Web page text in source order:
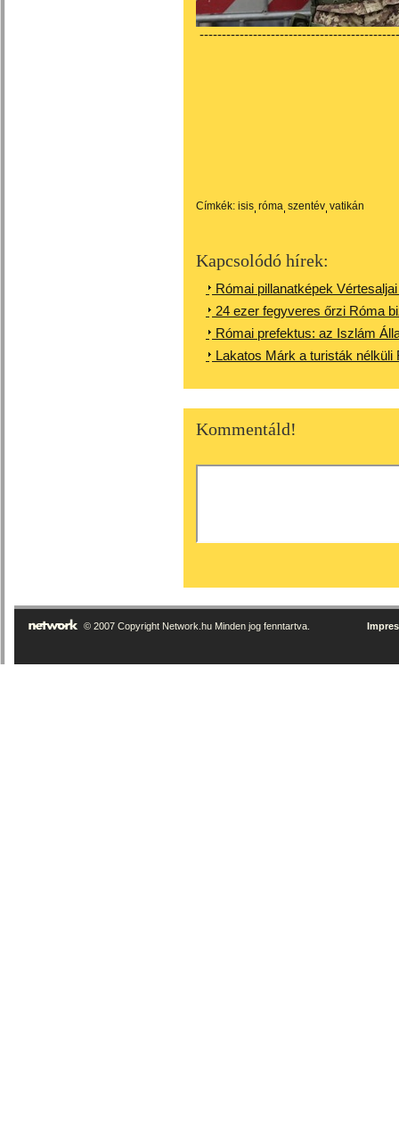
Címkék: isis róma szentév vatikán
Kapcsolódó hírek:
Római pillanatképek
24 ezer fegyveres őrzi Róma
Római prefektus: az Iszlám
Lakatos Márk a turisták nélküli
Kommentáld!
© 2007 Copyright Network.hu Minden jog fenntartva.